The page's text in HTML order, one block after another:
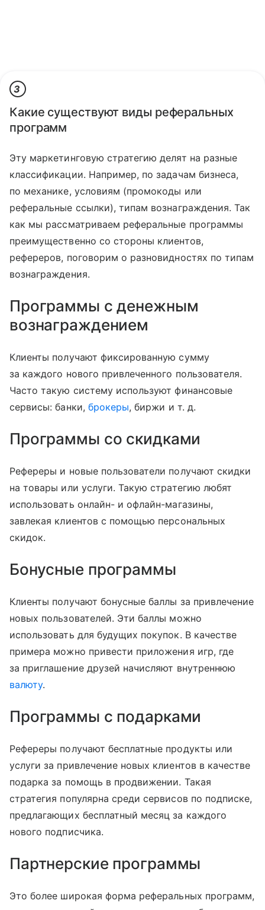
3
Какие существуют виды реферальных
программ
Эту маркетинговую стратегию делят на разные
классификации. Например, по задачам бизнеса,
по механике, условиям (промокоды или
реферальные ссылки), типам вознаграждения. Так
как мы рассматриваем реферальные программы
преимущественно со стороны клиентов,
рефереров, поговорим о разновидностях по типам
вознаграждения.
Программы с денежным
вознаграждением
Клиенты получают фиксированную сумму
за каждого нового привлеченного пользователя.
Часто такую систему используют финансовые
сервисы: банки, брокеры, биржи и т. д.
Программы со скидками
Рефереры и новые пользователи получают скидки
на товары или услуги. Такую стратегию любят
использовать онлайн- и офлайн-магазины,
завлекая клиентов с помощью персональных
скидок.
Бонусные программы
Клиенты получают бонусные баллы за привлечение
новых пользователей. Эти баллы можно
использовать для будущих покупок. В качестве
примера можно привести приложения игр, где
за приглашение друзей начисляют внутреннюю
валюту.
Программы с подарками
Рефереры получают бесплатные продукты или
услуги за привлечение новых клиентов в качестве
подарка за помощь в продвижении. Такая
стратегия популярна среди сервисов по подписке,
предлагающих бесплатный месяц за каждого
нового подписчика.
Партнерские программы
Это более широкая форма реферальных программ,